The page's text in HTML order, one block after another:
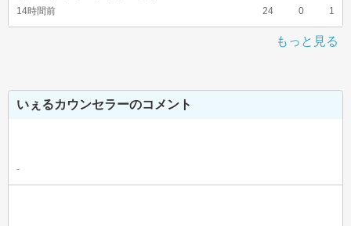
14時間前 24 0 1
もっと見る
いぇるカウンセラーのコメント
-